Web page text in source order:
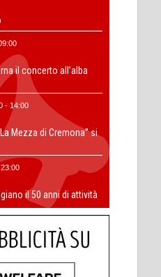
il concerto all’alba
- 14:00
Mezza di Cremona” si
il 50 anni di attività